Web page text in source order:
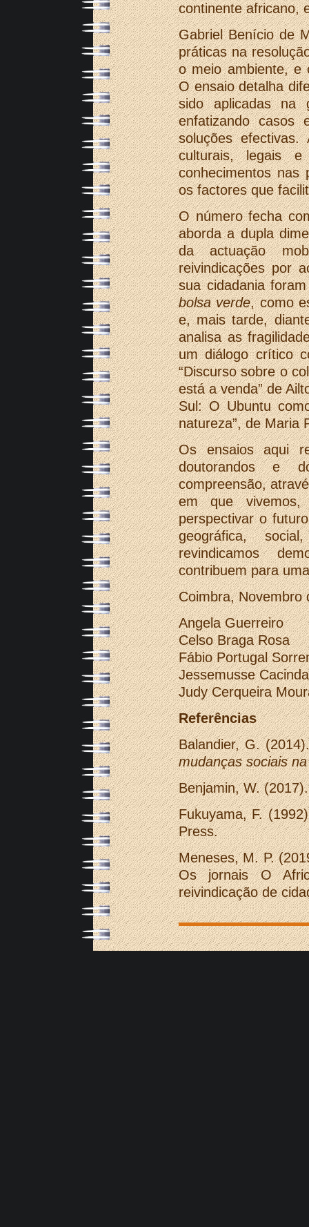
continente africano,
Gabriel Benício de
práticas na
o meio ambiente, e
O ensaio detalha
sido aplicadas na
enfatizando casos
soluções
culturais, legais
conhecimentos nas
os factores que
O número fecha
aborda a dupla
da actuação
reivindicações por
sua cidadania
bolsa verde, como
e, mais tarde,
analisa as
um diálogo crítico
“Discurso sobre o
está a venda” de
Sul: O Ubuntu
natureza”, de Maria
Os ensaios aqui
doutorandos e
compreensão,
em que
perspectivar o
geográfica,
revindicamos
contribuem para
Coimbra, Novembro
Angela Guerreiro
Celso Braga Rosa
Fábio Portugal
Jessemusse Cacinda
Judy Cerqueira
Referências
Balandier, G.
mudanças sociais
Benjamin, W.
Fukuyama, F.
Press.
Meneses, M. P.
Os jornais O
reivindicação de